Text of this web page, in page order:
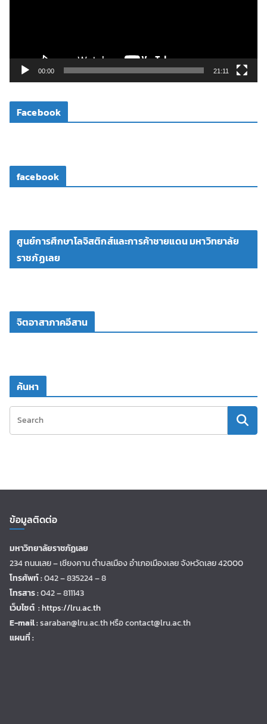
ดี
โ
00:00 21:11
Facebook
facebook
ศูนย์การศึกษาโลจิสติกส์และการค้าชายแดน มหาวิทยาลัย
ราชภัฏเลย
จิตอาสาภาคอีสาน
ค้นหา
ข้อมูลติดต่อ
มหาวิทยาลัยราชภัฏเลย
234 ถนนเลย – เชียงคาน ตำบลเมือง อำเภอเมืองเลย จังหวัดเลย 42000
โทรศัพท์ :042 – 835224 – 8
โทรสาร :042 – 811143
เว็บไซต์ :https://lru.ac.th
E-mail :saraban@lru.ac.thหรือ contact@lru.ac.th
แผนที่ :